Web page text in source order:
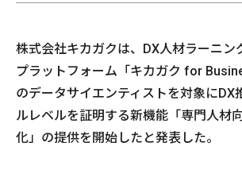
株式会社キカガクは、DX人材ラーニン
プラットフォーム「キカガク for
のデータサイエンティストを対象にDX
ルレベルを証明する新機能「専門人材
化」の提供を開始したと発表した。